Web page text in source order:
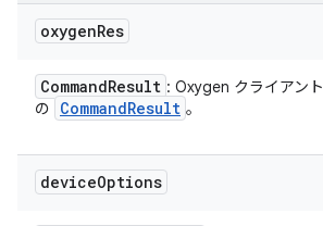
oxygenRes
CommandResult : Oxygen クライアン
の
CommandResult 。
deviceOptions